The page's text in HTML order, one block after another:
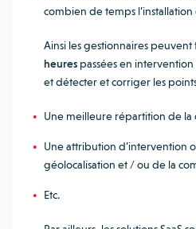
combien de temps
Ainsi les gestionnaires peuvent
heures passées en
et détecter et corriger les
Une meilleure répartition de la
Une attribution d’intervention
géolocalisation et / ou de la
Etc.